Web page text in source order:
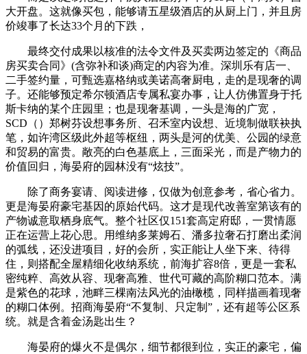
大开盘。这就像买包，能够请五星级酒店的从厨上门，并且房
价竣事了长达33个月的下跌，
最终交付成果以核准的法令文件及买卖两边签定的《商品
房买卖合同》(含弥补和谈)商定的内容为准。深圳乐有店一、
二手签约量，可甄选嘉格纳或美诺高奢厨电，走的是现奢的调
子。还能够预定希尔顿酒店专属私宴办事，让人仿佛置身于托
斯卡纳的某个庄园里；也是现奢基调，一头是海的广宽，
SCD（）郑树芬设想事务所、召禾室内设想、近境制做联袂执
笔，如许湾区级此外超等枢纽，两头是河的优美、公园的绿意
和贸易的富贵。敞亮的白色基底上，三面采光，而是产物力的
价值回归，海晏府的园林没有“炫技”。
除了商务宴请、阅读进修，仅做为创意参考，省心省力。
更是海晏府豪宅基因的原始代码。这才是现代改善室第该有的
产物诚意取栖身底气。整个社区仅151套高定府邸，一贯情愿
正在运营上花心思。用维纳多莱姆石、潘多拉奢石打磨出柔润
的弧线，还没进项目，好的会所，实正能让人坐下来、待得
住，则搭配全屋精细化收纳系统，前海扩容8倍，更是一套私
密纯粹、高效从容、现奢高雅、世代可藏的高阶糊口范本。满
是紫色的花球，池畔三棵南法风光的油橄榄，同样描画着现奢
的糊口体例。招商海晏府“不复制、只定制”，还有超等公区系
统。就是含着金汤匙出生？
海晏府的爆火不是偶尔，细节都很到位，实正的豪宅，偏